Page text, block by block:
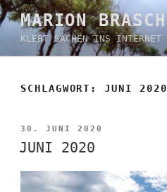
Zum
Inhalt
springen
MARION BRASCH
KLEBT SACHEN INS INTERNET
SCHLAGWORT:JUNI 2020
VERÖFFENTLICHT
AM
30. JUNI 2020
JUNI 2020